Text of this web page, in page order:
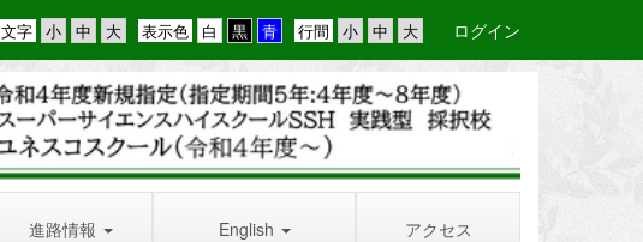
行間
表示色
文字 ログイン
進路情報 English アクセス